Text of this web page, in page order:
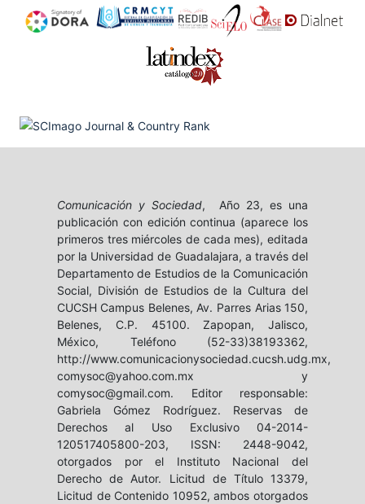
Comunicación y Sociedad, Año 23, es una
publicación con edición continua (aparece los
primeros tres miércoles de cada mes), editada
por la Universidad de Guadalajara, a través del
Departamento de Estudios de la Comunicación
Social, División de Estudios de la Cultura del
CUCSH Campus Belenes, Av. Parres Arias 150,
Belenes, C.P. 45100. Zapopan, Jalisco,
México, Teléfono (52-33)38193362,
http://www.comunicacionysociedad.cucsh.udg.mx,
comysoc@yahoo.com.mx y
comysoc@gmail.com. Editor responsable:
Gabriela Gómez Rodríguez. Reservas de
Derechos al Uso Exclusivo 04-2014-
120517405800-203, ISSN: 2448-9042,
otorgados por el Instituto Nacional del
Derecho de Autor. Licitud de Título 13379,
Licitud de Contenido 10952, ambos otorgados